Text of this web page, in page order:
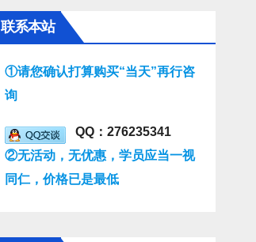
联系本站
①请您确认打算购买“当天”再行咨
询
QQ：276235341
②无活动，无优惠，学员应当一视
同仁，价格已是最低